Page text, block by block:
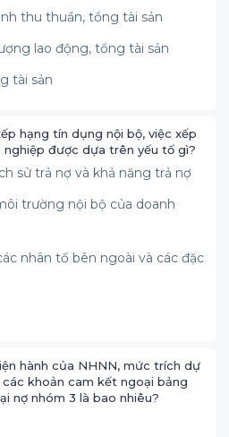
thu thuần, tổng tài sản
lao động, tổng tài sản
tài sản
hạng tín dụng nội bộ, việc xếp
nghiệp được dựa trên yếu tố gì?
sử trả nợ và khả năng trả nợ
trường nội bộ của doanh
nhân tố bên ngoài và các đặc
hành của NHNN, mức trích dự
khoản cam kết ngoại bảng
nợ nhóm 3 là bao nhiêu?